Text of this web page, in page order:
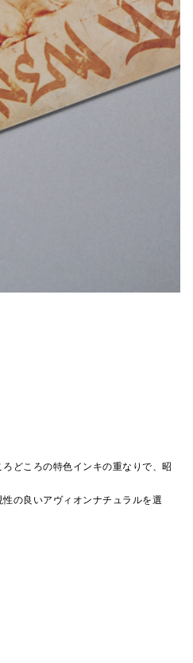
どころの特色インキの重なりで、昭
の良いアヴィオンナチュラルを選